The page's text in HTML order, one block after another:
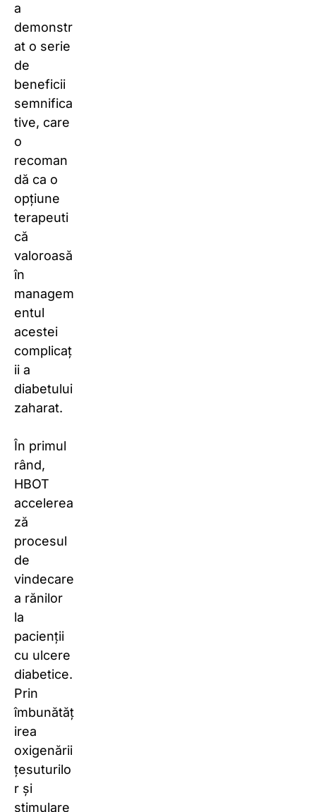
a
demonstr
at o serie
de
beneficii
semnifica
tive, care
o
recoman
dă ca o
opțiune
terapeuti
că
valoroasă
în
managem
entul
acestei
complicaț
ii a
diabetului
zaharat.
În primul
rând,
HBOT
accelerea
ză
procesul
de
vindecare
a rănilor
la
pacienții
cu ulcere
diabetice.
Prin
îmbunătăț
irea
oxigenării
țesuturilo
r și
stimulare